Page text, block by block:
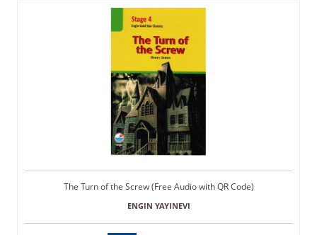
The Turn of the Screw (Free Audio with QR Code)
ENGIN YAYINEVI